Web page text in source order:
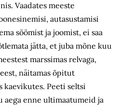
Vaadates meeste
autasustamisi
söömist ja joomist, ei saa
jätta, et juba mõne kuu
marssimas relvaga,
näitamas õpitut
Peeti seltsi
aega enne ultimaatumeid ja